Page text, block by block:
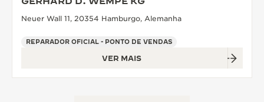
Neuer Wall 11, 20354 Hamburgo, Alemanha
REPARADOR OFICIAL - PONTO DE VENDAS
VER MAIS